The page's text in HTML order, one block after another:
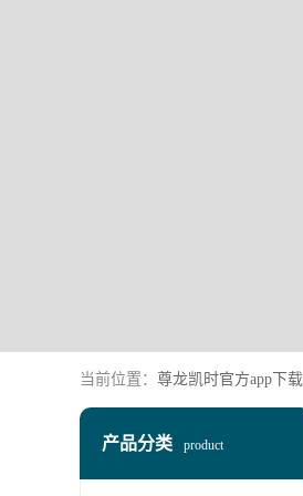
当前位置： 尊龙凯时官方app下
产品分类 product